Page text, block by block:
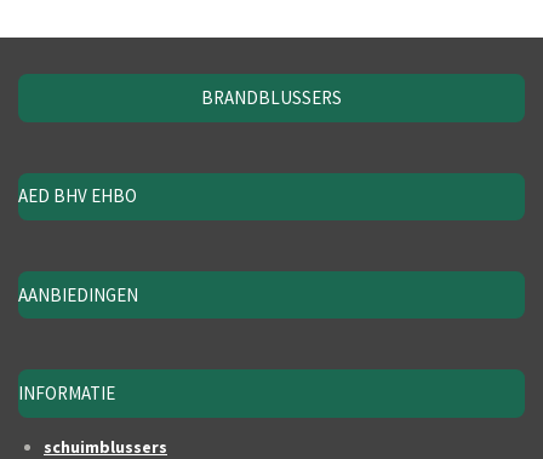
BRANDBLUSSERS
AED BHV EHBO
AANBIEDINGEN
INFORMATIE
schuimblussers